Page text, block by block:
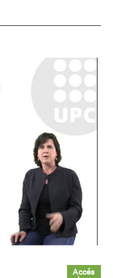
Accés